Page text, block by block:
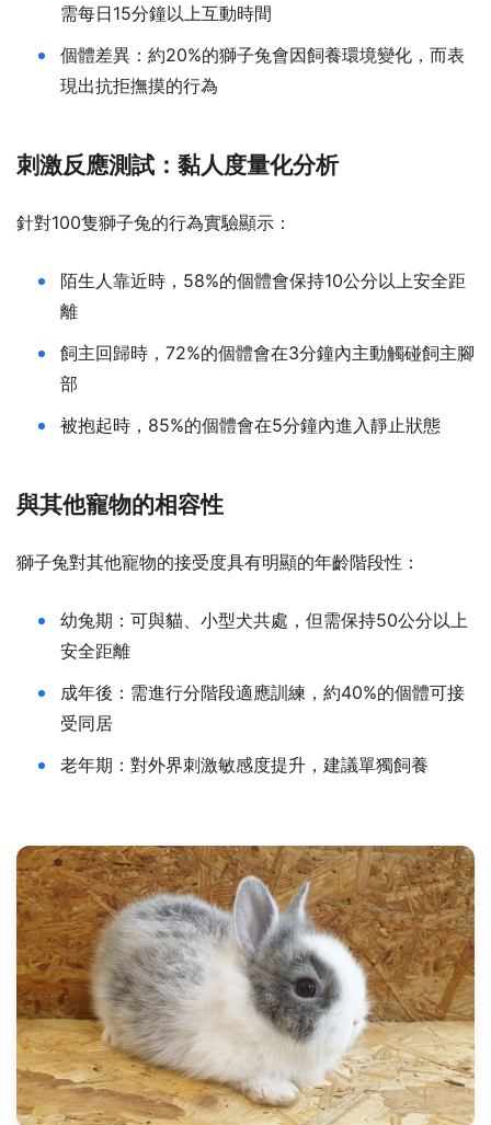
需每日15分鐘以上互動時間
個體差異：約20%的獅子兔會因飼養環境變化，而表
現出抗拒撫摸的行為
刺激反應測試：黏人度量化分析
針對100隻獅子兔的行為實驗顯示：
陌生人靠近時，58%的個體會保持10公分以上安全距
離
飼主回歸時，72%的個體會在3分鐘內主動觸碰飼主腳
部
被抱起時，85%的個體會在5分鐘內進入靜止狀態
與其他寵物的相容性
獅子兔對其他寵物的接受度具有明顯的年齡階段性：
幼兔期：可與貓、小型犬共處，但需保持50公分以上
安全距離
成年後：需進行分階段適應訓練，約40%的個體可接
受同居
老年期：對外界刺激敏感度提升，建議單獨飼養